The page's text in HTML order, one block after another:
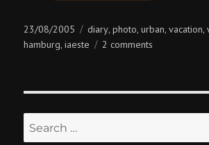
Posted
on
23/08/2005 Categories
diary,photo,urban,vacation,
hamburg,iaeste 2 comments
Search
for: